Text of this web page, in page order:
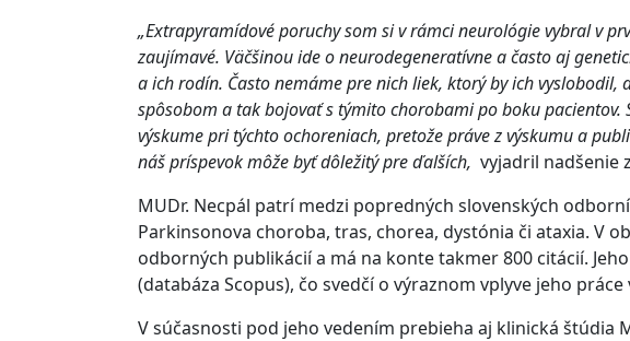
„Extrapyramídové poruchy som si v rámci neurológie vybral v
zaujímavé. Väčšinou ide o neurodegeneratívne a často aj
a ich rodín. Často nemáme pre nich liek, ktorý by ich
spôsobom a tak bojovať s týmito chorobami po boku
výskume pri týchto ochoreniach, pretože práve z výskumu a
náš príspevok môže byť dôležitý pre ďalších, vyjadril nadšenie
MUDr. Necpál patrí medzi popredných slovenských
Parkinsonova choroba, tras, chorea, dystónia či ataxia. V
odborných publikácií a má na konte takmer 800 citácií.
(databáza Scopus), čo svedčí o výraznom vplyve jeho
V súčasnosti pod jeho vedením prebieha aj klinická štúdia